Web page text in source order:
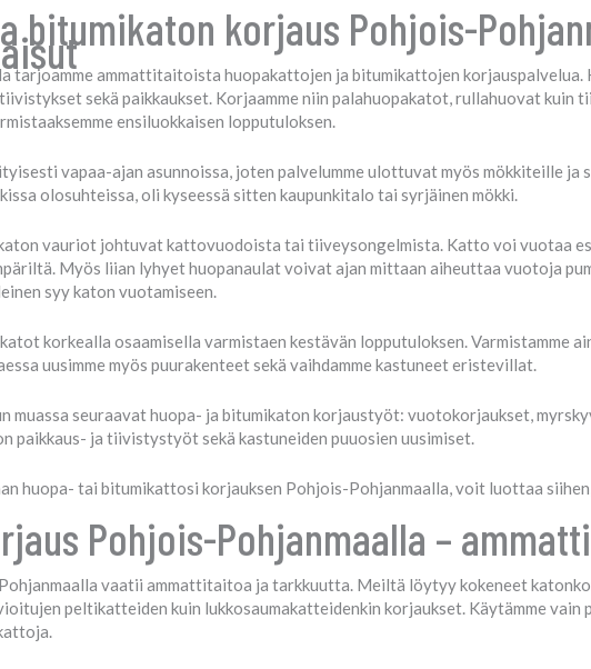
bitumikaton korjaus Pohjois-
tarjoamme ammattitaitoista huopakattojen ja bitumikattojen
sekä paikkaukset. Korjaamme niin palahuopakatot, rullahuovat kuin
ensiluokkaisen lopputuloksen.
vapaa-ajan asunnoissa, joten palvelumme ulottuvat myös mökkiteille ja
olosuhteissa, oli kyseessä sitten kaupunkitalo tai syrjäinen mökki.
vauriot johtuvat kattovuodoista tai tiiveysongelmista. Katto voi vuotaa
Myös liian lyhyet huopanaulat voivat ajan mittaan aiheuttaa vuotoja
syy katon vuotamiseen.
korkealla osaamisella varmistaen kestävän lopputuloksen.
uusimme myös puurakenteet sekä vaihdamme kastuneet eristevillat.
muassa seuraavat huopa- ja bitumikaton korjaustyöt: vuotokorjaukset,
paikkaus- ja tiivistystyöt sekä kastuneiden puuosien uusimiset.
huopa- tai bitumikattosi korjauksen Pohjois-Pohjanmaalla, voit luottaa
Pohjois-Pohjanmaalla –
vaatii ammattitaitoa ja tarkkuutta. Meiltä löytyy kokeneet
peltikatteiden kuin lukkosaumakatteidenkin korjaukset. Käytämme vain